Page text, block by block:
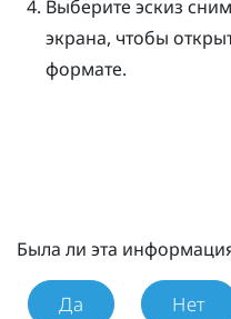
Выберите эскиз
экрана, чтобы
формате.
Была ли эта
Да Нет